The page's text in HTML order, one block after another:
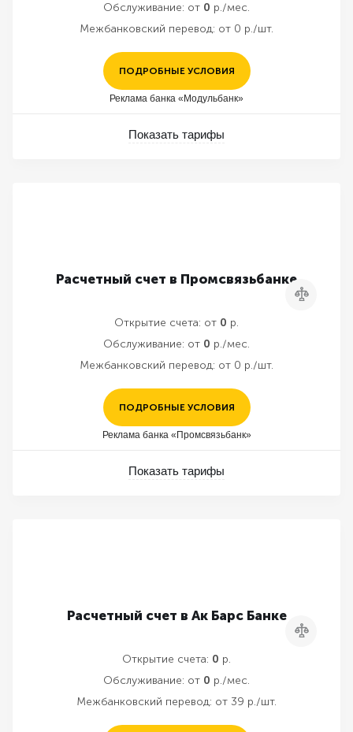
Обслуживание: от 0 р./мес.
Межбанковский перевод: от 0 р./шт.
ПОДРОБНЫЕ УСЛОВИЯ
Реклама банка «Модульбанк»
Показать тарифы
Расчетный счет в Промсвязьбанке
Сравнить
Открытие счета: от 0 р.
Обслуживание: от 0 р./мес.
Межбанковский перевод: от 0 р./шт.
ПОДРОБНЫЕ УСЛОВИЯ
Реклама банка «Промсвязьбанк»
Показать тарифы
Расчетный счет в Ак Барс Банке
Сравнить
Открытие счета: 0 р.
Обслуживание: от 0 р./мес.
Межбанковский перевод: от 39 р./шт.